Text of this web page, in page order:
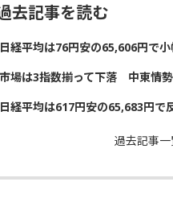
去記事を読む
日経平均は76円安の65,606円で
市場は3指数揃って下落 中東情
日経平均は617円安の65,683円
過去記事